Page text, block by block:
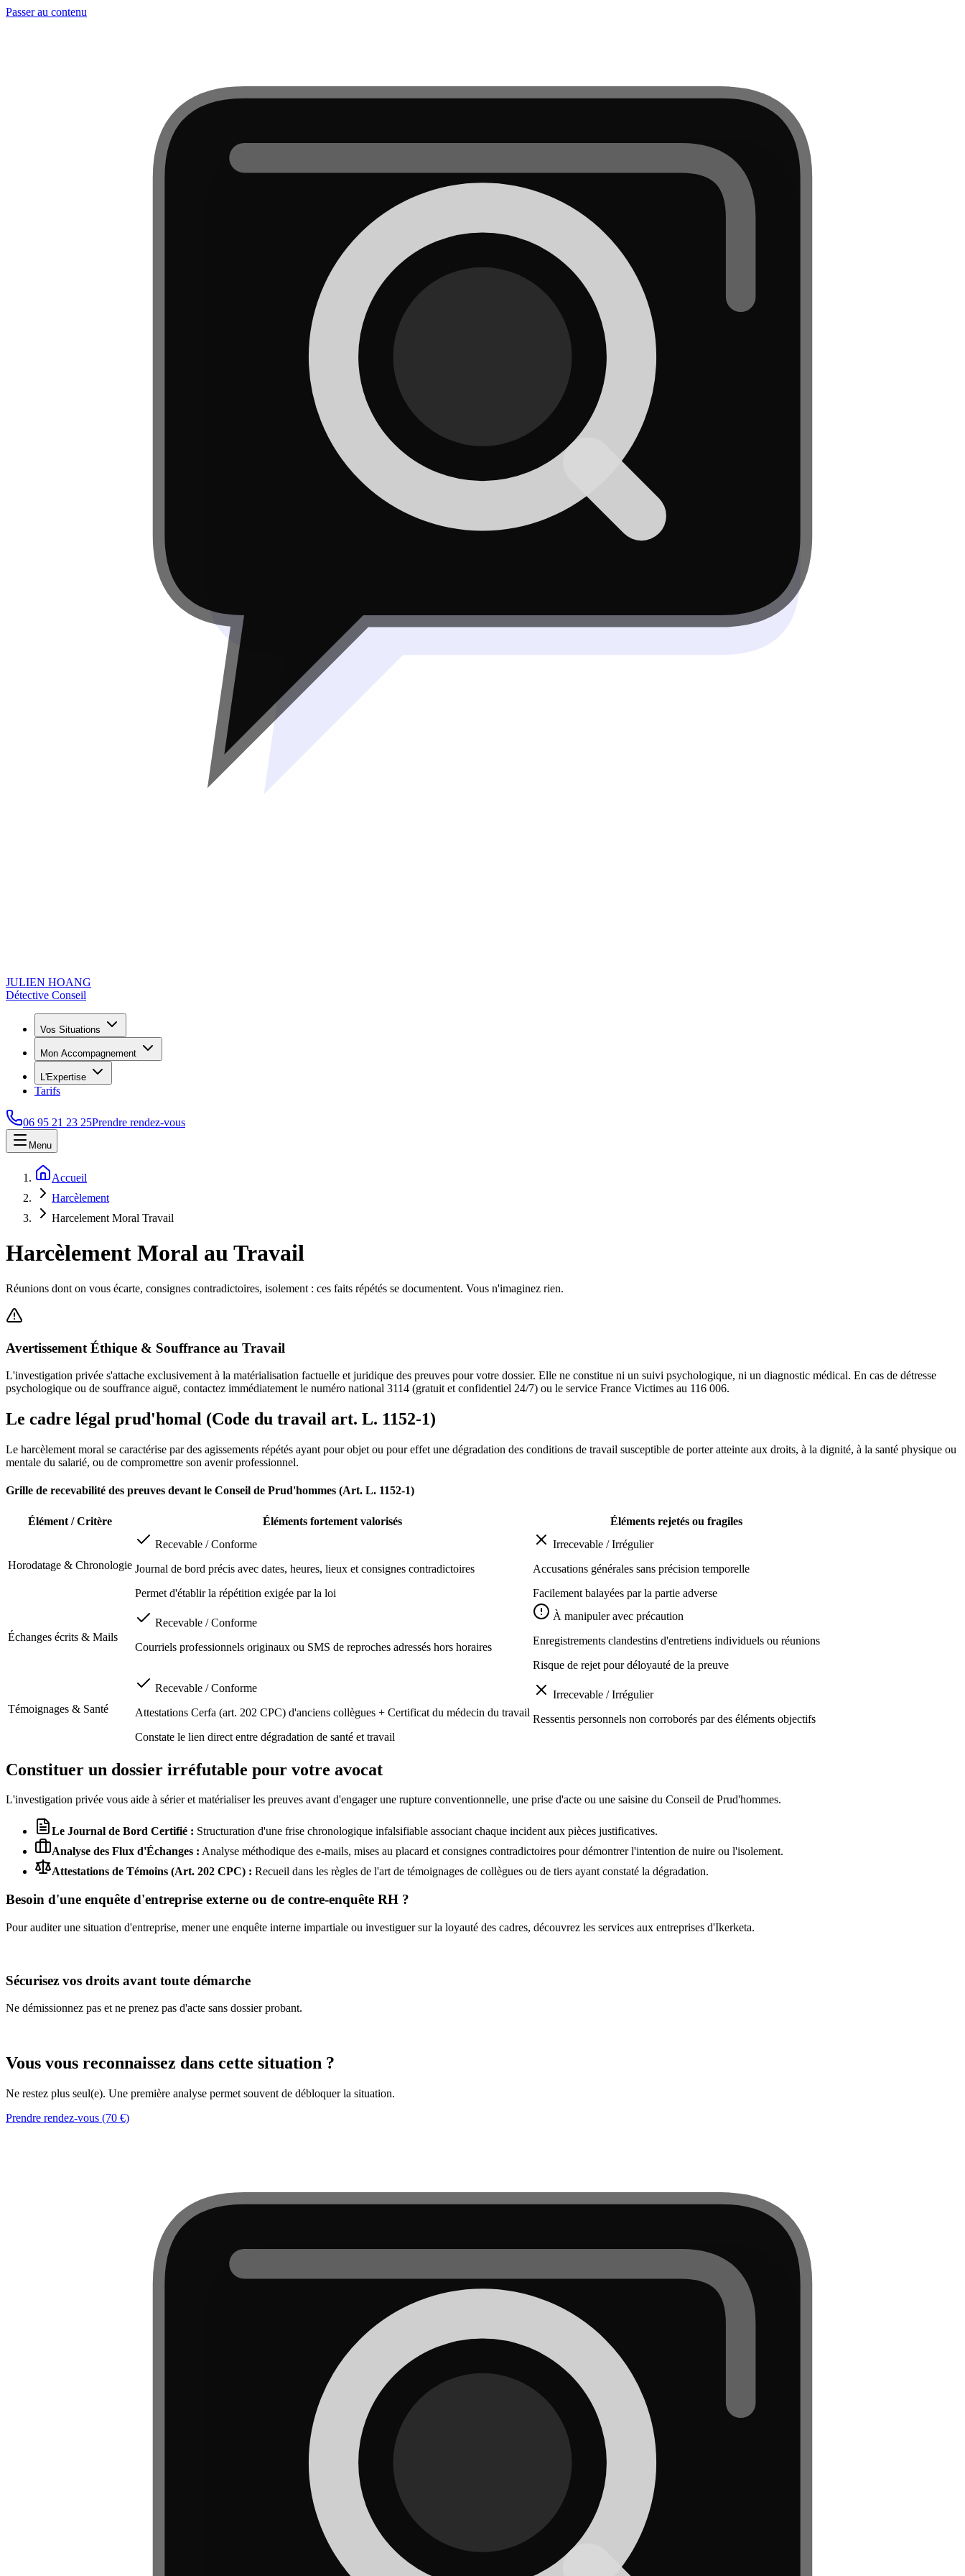
Passer au contenu
JULIEN HOANG
Détective Conseil
Vos Situations
Mon Accompagnement
L'Expertise
Tarifs
06 95 21 23 25Prendre rendez-vous
Menu
Accueil
Harcèlement
Harcelement Moral Travail
Harcèlement Moral au Travail
Réunions dont on vous écarte, consignes contradictoires, isolement : ces faits répétés se documentent. Vous n'imaginez rien.
Avertissement Éthique & Souffrance au Travail
L'investigation privée s'attache exclusivement à la matérialisation factuelle et juridique des preuves pour votre dossier. Elle ne constitue ni un suivi psychologique, ni un diagnostic médical. En cas de détresse
psychologique ou de souffrance aiguë, contactez immédiatement le numéro national 3114 (gratuit et confidentiel 24/7) ou le service France Victimes au 116 006.
Le cadre légal prud'homal (Code du travail art. L. 1152-1)
Le harcèlement moral se caractérise par des agissements répétés ayant pour objet ou pour effet une dégradation des conditions de travail susceptible de porter atteinte aux droits, à la dignité, à la santé physique ou
mentale du salarié, ou de compromettre son avenir professionnel.
Grille de recevabilité des preuves devant le Conseil de Prud'hommes (Art. L. 1152-1)
Élément / Critère Éléments fortement valorisés Éléments rejetés ou fragiles
Horodatage & Chronologie
Recevable / Conforme
Journal de bord précis avec dates, heures, lieux et consignes contradictoires
Permet d'établir la répétition exigée par la loi
Irrecevable / Irrégulier
Accusations générales sans précision temporelle
Facilement balayées par la partie adverse
Échanges écrits & Mails
Recevable / Conforme
Courriels professionnels originaux ou SMS de reproches adressés hors horaires
À manipuler avec précaution
Enregistrements clandestins d'entretiens individuels ou réunions
Risque de rejet pour déloyauté de la preuve
Témoignages & Santé
Recevable / Conforme
Attestations Cerfa (art. 202 CPC) d'anciens collègues + Certificat du médecin du travail
Constate le lien direct entre dégradation de santé et travail
Irrecevable / Irrégulier
Ressentis personnels non corroborés par des éléments objectifs
Constituer un dossier irréfutable pour votre avocat
L'investigation privée vous aide à sérier et matérialiser les preuves avant d'engager une rupture conventionnelle, une prise d'acte ou une saisine du Conseil de Prud'hommes.
Le Journal de Bord Certifié : Structuration d'une frise chronologique infalsifiable associant chaque incident aux pièces justificatives.
Analyse des Flux d'Échanges : Analyse méthodique des e-mails, mises au placard et consignes contradictoires pour démontrer l'intention de nuire ou l'isolement.
Attestations de Témoins (Art. 202 CPC) : Recueil dans les règles de l'art de témoignages de collègues ou de tiers ayant constaté la dégradation.
Besoin d'une enquête d'entreprise externe ou de contre-enquête RH ?
Pour auditer une situation d'entreprise, mener une enquête interne impartiale ou investiguer sur la loyauté des cadres, découvrez les services aux entreprises d'Ikerketa.
Sécurisez vos droits avant toute démarche
Ne démissionnez pas et ne prenez pas d'acte sans dossier probant.
Vous vous reconnaissez dans cette situation ?
Ne restez plus seul(e). Une première analyse permet souvent de débloquer la situation.
Prendre rendez-vous (70 €)